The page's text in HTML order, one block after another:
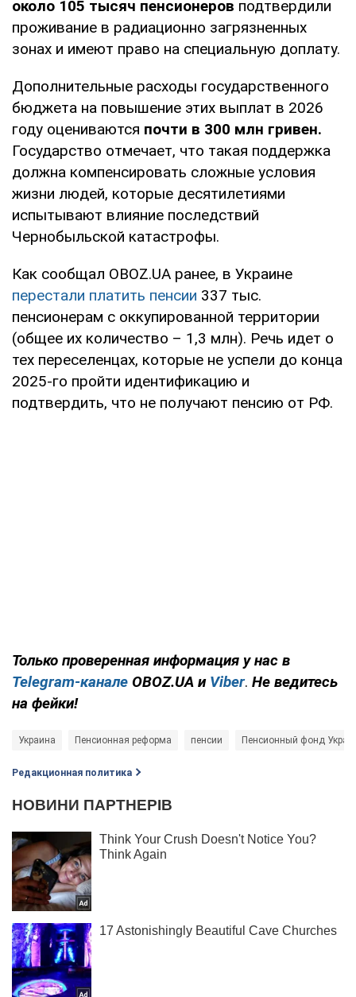
около 105 тысяч пенсионеров подтвердили
проживание в радиационно загрязненных
зонах и имеют право на специальную доплату.
Дополнительные расходы государственного
бюджета на повышение этих выплат в 2026
году оцениваются почти в 300 млн гривен.
Государство отмечает, что такая поддержка
должна компенсировать сложные условия
жизни людей, которые десятилетиями
испытывают влияние последствий
Чернобыльской катастрофы.
Как сообщал OBOZ.UA ранее, в Украине
перестали платить пенсии 337 тыс.
пенсионерам с оккупированной территории
(общее их количество – 1,3 млн). Речь идет о
тех переселенцах, которые не успели до конца
2025-го пройти идентификацию и
подтвердить, что не получают пенсию от РФ.
Только проверенная информация у нас в
Telegram-канале OBOZ.UA и Viber. Не ведитесь
на фейки!
Украина Пенсионная реформа пенсии Пенсионный фонд
Редакционная политика